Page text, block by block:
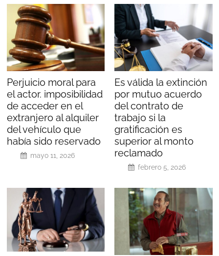
Perjuicio moral para
el actor. imposibilidad
de acceder en el
extranjero al alquiler
del vehículo que
había sido reservado
mayo 11, 2026
Es válida la extinción
por mutuo acuerdo
del contrato de
trabajo si la
gratificación es
superior al monto
reclamado
febrero 5, 2026